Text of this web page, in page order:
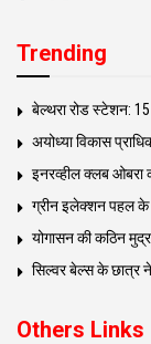
Trending
बेल्थरा रोड स्टेशन: 15
अयोध्या विकास
इनरव्हील क्लब ओबरा
ग्रीन इलेक्शन पहल के
योगासन की कठिन
सिल्वर बेल्स के छात्र
Others Links